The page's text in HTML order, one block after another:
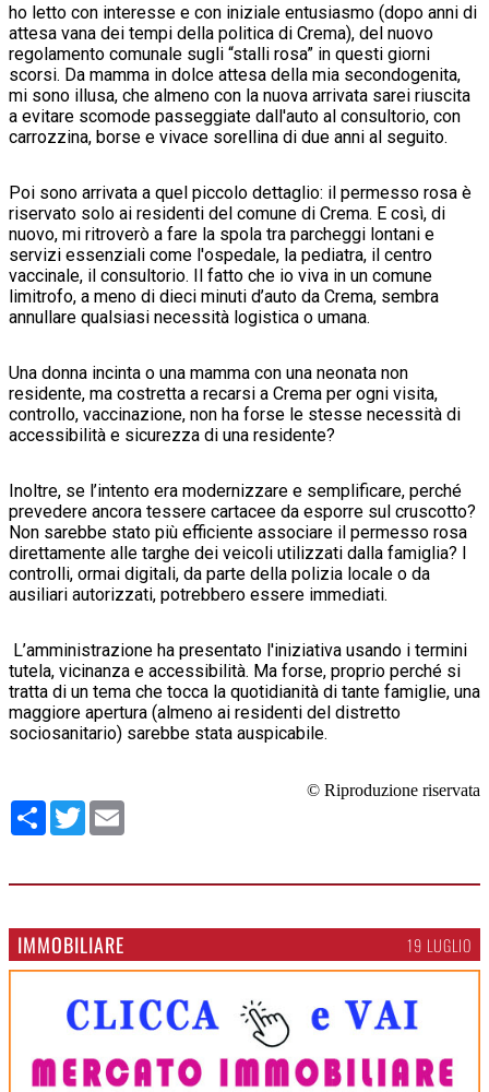
ho letto con interesse e con iniziale entusiasmo (dopo anni di
attesa vana dei tempi della politica di Crema), del nuovo
regolamento comunale sugli “stalli rosa” in questi giorni
scorsi. Da mamma in dolce attesa della mia secondogenita,
mi sono illusa, che almeno con la nuova arrivata sarei riuscita
a evitare scomode passeggiate dall'auto al consultorio, con
carrozzina, borse e vivace sorellina di due anni al seguito.
Poi sono arrivata a quel piccolo dettaglio: il permesso rosa è
riservato solo ai residenti del comune di Crema. E così, di
nuovo, mi ritroverò a fare la spola tra parcheggi lontani e
servizi essenziali come l'ospedale, la pediatra, il centro
vaccinale, il consultorio. Il fatto che io viva in un comune
limitrofo, a meno di dieci minuti d’auto da Crema, sembra
annullare qualsiasi necessità logistica o umana.
Una donna incinta o una mamma con una neonata non
residente, ma costretta a recarsi a Crema per ogni visita,
controllo, vaccinazione, non ha forse le stesse necessità di
accessibilità e sicurezza di una residente?
Inoltre, se l’intento era modernizzare e semplificare, perché
prevedere ancora tessere cartacee da esporre sul cruscotto?
Non sarebbe stato più efficiente associare il permesso rosa
direttamente alle targhe dei veicoli utilizzati dalla famiglia? I
controlli, ormai digitali, da parte della polizia locale o da
ausiliari autorizzati, potrebbero essere immediati.
L’amministrazione ha presentato l'iniziativa usando i termini
tutela, vicinanza e accessibilità. Ma forse, proprio perché si
tratta di un tema che tocca la quotidianità di tante famiglie, una
maggiore apertura (almeno ai residenti del distretto
sociosanitario) sarebbe stata auspicabile.
© Riproduzione riservata
Condividi
Twitter
IMMOBILIARE 19 LUGLIO